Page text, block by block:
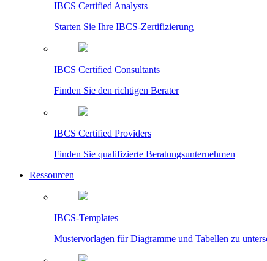
IBCS Certified Analysts
Starten Sie Ihre IBCS-Zertifizierung
IBCS Certified Consultants
Finden Sie den richtigen Berater
IBCS Certified Providers
Finden Sie qualifizierte Beratungsunternehmen
Ressourcen
IBCS-Templates
Mustervorlagen für Diagramme und Tabellen zu